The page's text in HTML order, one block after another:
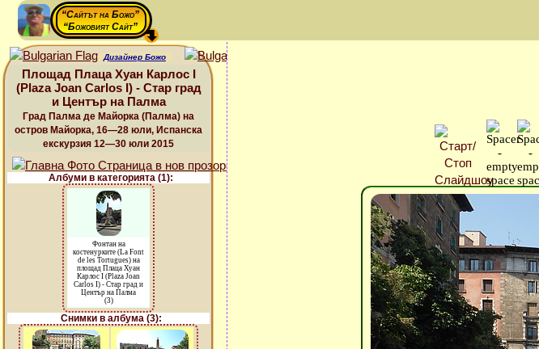
“Сайтът на Божо”
“Божовият Сайт”
Дизайнер Божо
Площад Плаца Хуан Карлос І
(Plaza Joan Carlos I) - Стар град
и Център на Палма
Град Палма де Майорка (Палма) на
остров Майорка, 16—28 юли, Испанска
екскурзия 12—30 юли 2015
Албуми в категорията (1):
Фонтан на
костенурките (La Font
de les Tortugues) на
площад Плаца Хуан
Карлос І (Plaza Joan
Carlos I) - Стар град и
Център на Палма
(3)
Снимки в албума (3):